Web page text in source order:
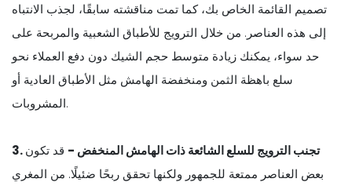
تصميم القائمة الخاص بك، كما تمت مناقشته سابقًا، لجذب الانتباه
إلى هذه العناصر. من خلال الترويج للأطباق الشعبية والمربحة على
حد سواء، يمكنك زيادة متوسط حجم الشيك دون دفع العملاء نحو
سلع باهظة الثمن ومنخفضة الهامش مثل الأطباق العادية أو
المشروبات.
3. تجنب الترويج للسلع الشائعة ذات الهامش المنخفض - قد تكون
بعض العناصر ممتعة للجمهور ولكنها تحقق ربحًا ضئيلًا. من المغري